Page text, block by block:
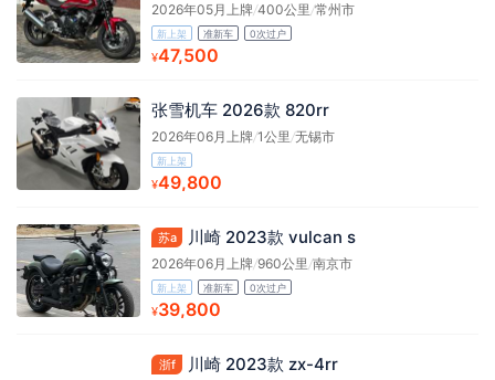
2026年05月上牌/400公里/常州市
新上架 准新车 0次过户
¥47,500
张雪机车 2026款 820rr
2026年06月上牌/1公里/无锡市
新上架
¥49,800
苏a 川崎 2023款 vulcan s
2026年06月上牌/960公里/南京市
新上架 准新车 0次过户
¥39,800
浙f 川崎 2023款 zx-4rr